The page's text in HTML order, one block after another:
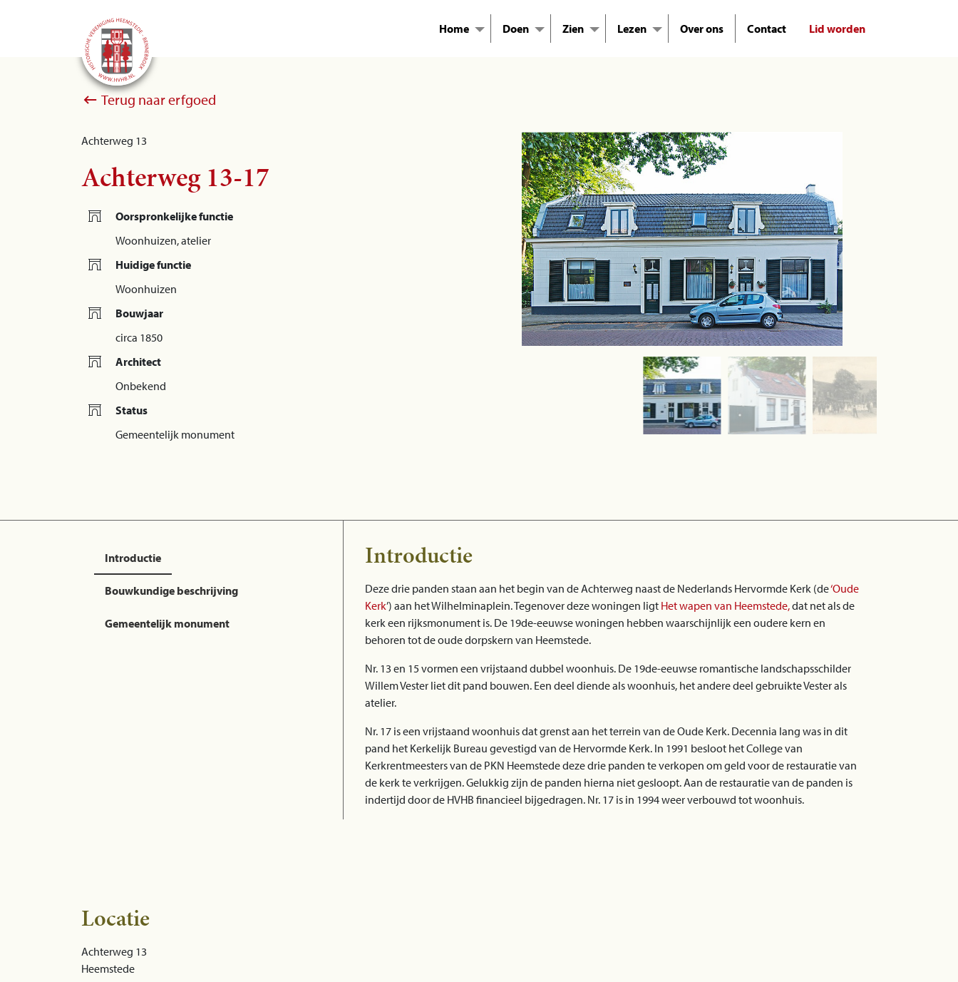
Home Doen Zien Lezen Over ons Contact Lid worden
Terug naar erfgoed
Achterweg 13
Achterweg 13-17
Oorspronkelijke functie
Woonhuizen, atelier
Huidige functie
Woonhuizen
Bouwjaar
circa 1850
Architect
Onbekend
Status
Gemeentelijk monument
Introductie
Bouwkundige beschrijving
Gemeentelijk monument
Introductie
Deze drie panden staan aan het begin van de Achterweg naast de Nederlands Hervormde Kerk (de‘Oude
Kerk’) aan het Wilhelminaplein. Tegenover deze woningen ligt Het wapen van Heemstede,dat net als de
kerk een rijksmonument is. De 19de-eeuwse woningen hebben waarschijnlijk een oudere kern en
behoren tot de oude dorpskern van Heemstede.
Nr. 13 en 15 vormen een vrijstaand dubbel woonhuis. De 19de-eeuwse romantische landschapsschilder
Willem Vester liet dit pand bouwen. Een deel diende als woonhuis, het andere deel gebruikte Vester als
atelier.
Nr. 17 is een vrijstaand woonhuis dat grenst aan het terrein van de Oude Kerk. Decennia lang was in dit
pand het Kerkelijk Bureau gevestigd van de Hervormde Kerk. In 1991 besloot het College van
Kerkrentmeesters van de PKN Heemstede deze drie panden te verkopen om geld voor de restauratie van
de kerk te verkrijgen. Gelukkig zijn de panden hierna niet gesloopt. Aan de restauratie van de panden is
indertijd door de HVHB financieel bijgedragen. Nr. 17 is in 1994 weer verbouwd tot woonhuis.
Locatie
Achterweg 13
Heemstede